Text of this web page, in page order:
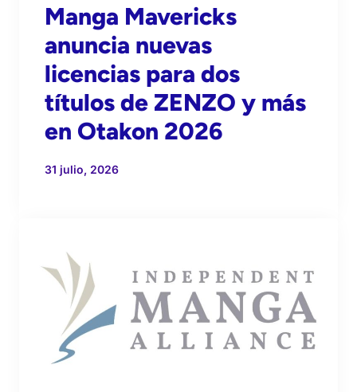
Manga Mavericks
anuncia nuevas
licencias para dos
títulos de ZENZO y más
en Otakon 2026
31 julio, 2026